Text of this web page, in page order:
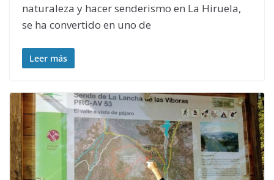
naturaleza y hacer senderismo en La Hiruela,
se ha convertido en uno de
Leer más